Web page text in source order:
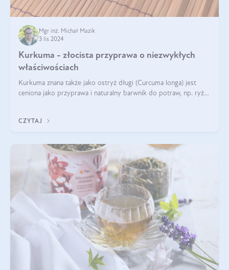
Mgr inż. Michał Mazik
3 lis 2024
Kurkuma - złocista przyprawa o niezwykłych
właściwościach
Kurkuma znana także jako ostryż długi (Curcuma longa) jest
ceniona jako przyprawa i naturalny barwnik do potraw, np. ryżu
CZYTAJ